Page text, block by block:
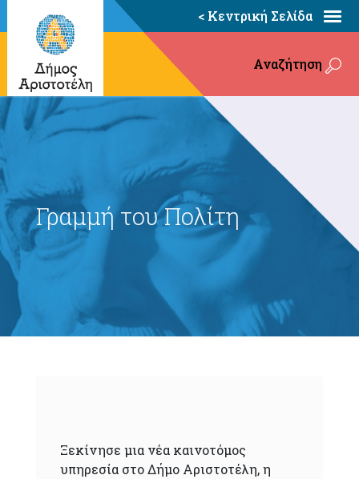
< Κεντρική Σελίδα
Αναζήτηση
Γραμμή του Πολίτη
Ξεκίνησε μια νέα καινοτόμος
υπηρεσία στο Δήμο Αριστοτέλη, η